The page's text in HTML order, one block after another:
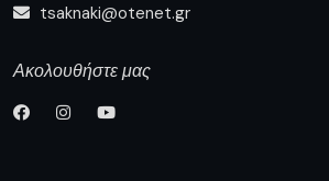
tsaknaki@otenet.gr
Ακολουθήστε μας